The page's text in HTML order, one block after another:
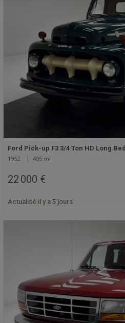
Ford Pick-up F3 3/4 Ton HD Long Bed
1952 495 mi
22 000 €
Actualisé il y a 5 jours